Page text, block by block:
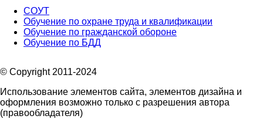
СОУТ
Обучение по охране труда и квалификации
Обучение по гражданской обороне
Обучение по БДД
© Copyright 2011-2024
Использование элементов сайта, элементов дизайна и
оформления возможно только с разрешения автора
(правообладателя)